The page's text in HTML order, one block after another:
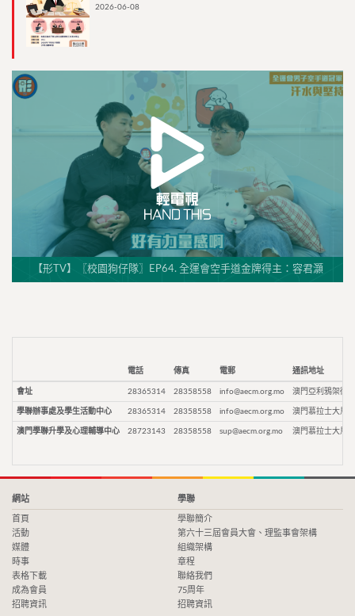
2026-06-08
【形TV】〖校園狗仔隊〗EP64. 全運會空手道金牌得主：容君灝
電話 傳真 電郵 通訊地址
會址 28365314 28358558 info@aecm.org.mo 澳門亞利鴉架街9
學聯辦事處及學生活動中心 28365314 28358558 info@aecm.org.mo 澳門慕拉士大馬
澳門學聯升學及心理輔導中心 28723143 28358558 sup@aecm.org.mo 澳門慕拉士大馬
網站
首頁
活動
媒體
時事
表格下載
成為會員
招聘資訊
學聯
學聯簡介
第六十三屆會員大會、理監事會架構
組織架構
章程
聯絡我們
75周年
招聘資訊